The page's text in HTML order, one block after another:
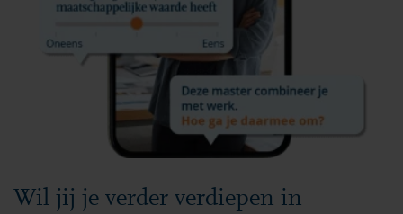
Wil jij je verder verdiepen in